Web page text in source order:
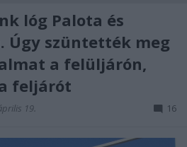
lóg Palota és
Úgy szüntették meg
a felüljárón,
feljárót
19. 16